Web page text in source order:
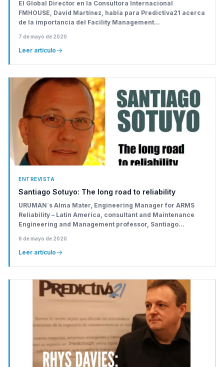
El Global Director en la Consultora Internacional
FMHOUSE, David Martínez, habla para Predictiva21 acerca
de la importancia del Facility Management...
7 de mayo de 2020
Leer artículo
ENTREVISTA
Santiago Sotuyo: The long road to reliability
URUMAN´s Alma Mater, Engineering Manager for ARMS
Reliability – Latin America, consultant and Maintenance
Engineering and Management professor, Santiago...
6 de mayo de 2020
Leer artículo